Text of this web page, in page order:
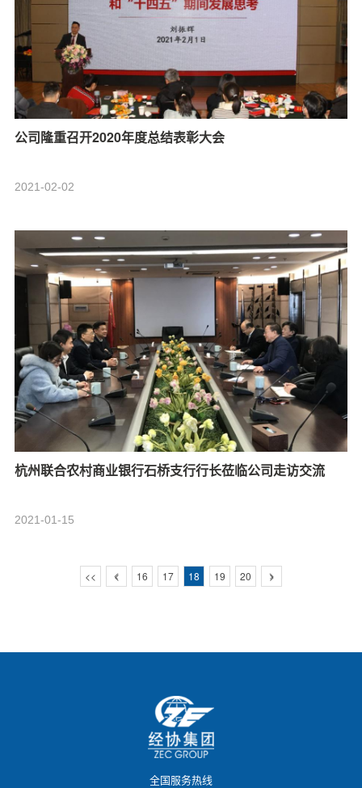
公司隆重召开2020年度总结表彰大会
2021-02-02
杭州联合农村商业银行石桥支行行长莅临公司走访交流
2021-01-15
<< < 16 17 18 19 20 >
全国服务热线